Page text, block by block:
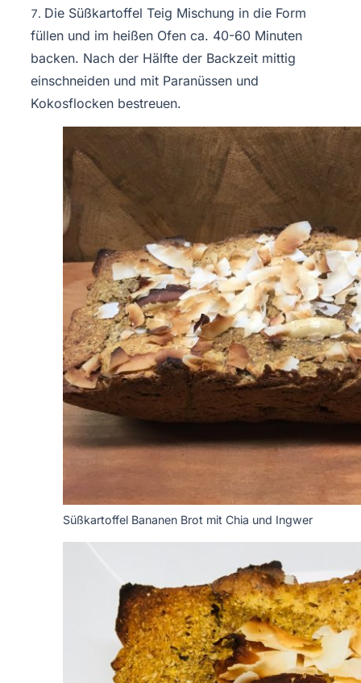
Die Süßkartoffel Teig Mischung in die Form
füllen und im heißen Ofen ca. 40-60 Minuten
backen. Nach der Hälfte der Backzeit mittig
einschneiden und mit Paranüssen und
Kokosflocken bestreuen.
Süßkartoffel Bananen Brot mit Chia und Ingwer